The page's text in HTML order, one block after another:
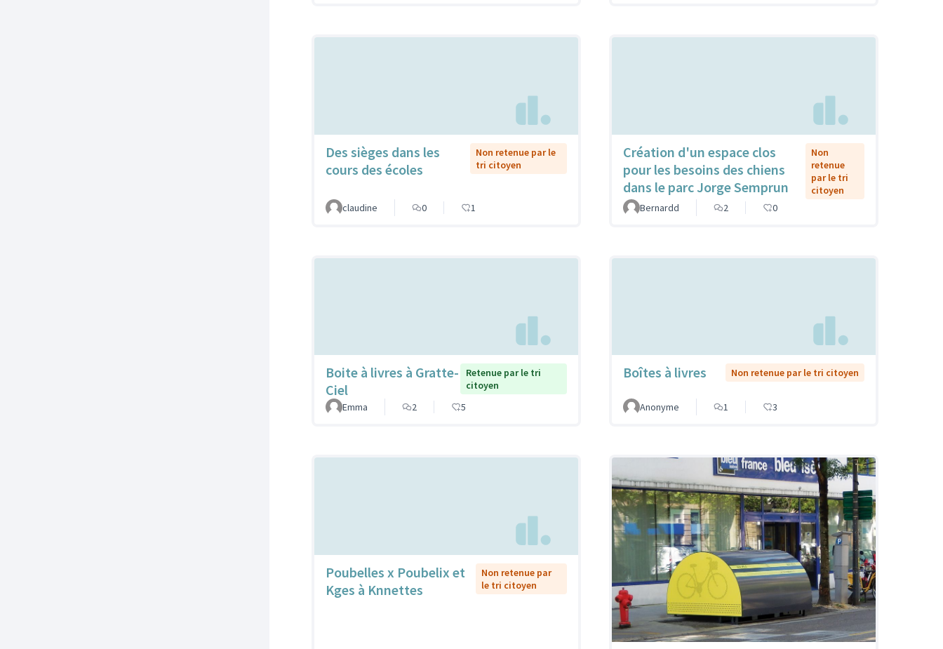
Des sièges dans les
cours des écoles
Non retenue par le
tri citoyen
claudine 0 1
Création d'un espace clos
pour les besoins des chiens
dans le parc Jorge Semprun
Non
retenue
par le tri
citoyen
Bernardd
2 0
Boite à livres à Gratte-
Ciel
Retenue par le tri
citoyen
Emma
2 5
Boîtes à livres Non retenue par le tri citoyen
Anonyme 1 3
Poubelles x Poubelix et
Kges à Knnettes
Non retenue par
le tri citoyen